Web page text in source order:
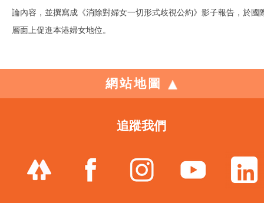
論內容，並撰寫成《消除對婦女一切形式歧視公約》影子報告，於國
層面上促進本港婦女地位。
網站地圖
追蹤我們